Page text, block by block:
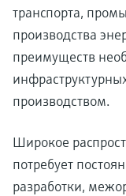
транспорта,
производства
преимуществ
производством.
Широкое
потребует
разработки,